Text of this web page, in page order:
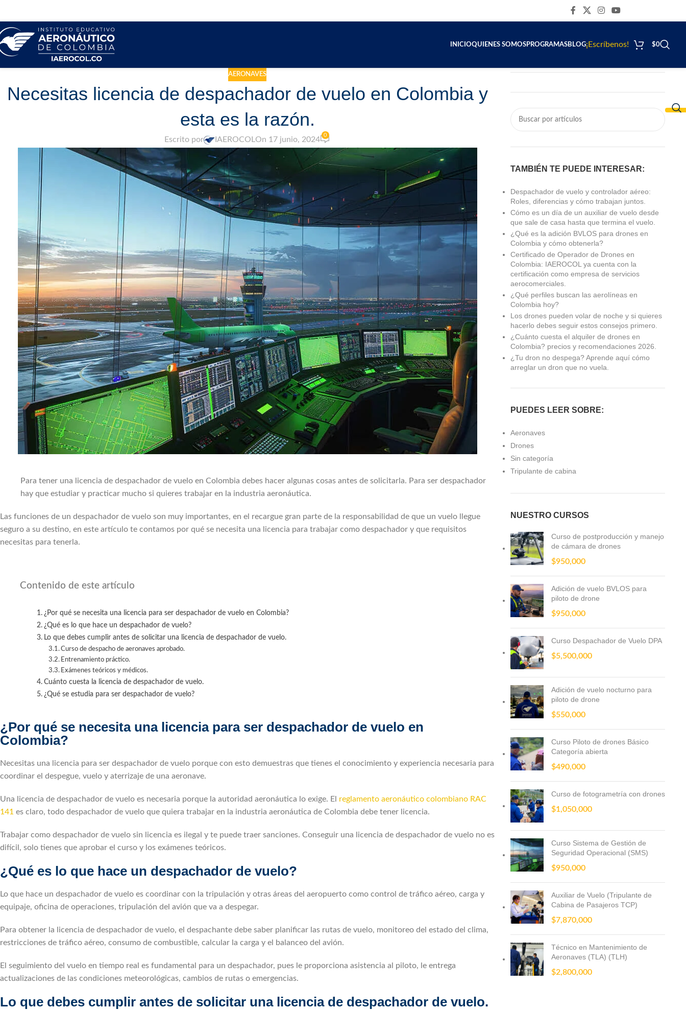
INICIOQUIENES SOMOSPROGRAMASBLOG¡Escríbenos! $0
AERONAVES
Necesitas licencia de despachador de vuelo en Colombia y
esta es la razón.
Escrito por IAEROCOLOn 17 junio, 2024
0
Para tener una licencia de despachador de vuelo en Colombia debes hacer algunas cosas antes de solicitarla. Para ser despachador
hay que estudiar y practicar mucho si quieres trabajar en la industria aeronáutica.
Las funciones de un despachador de vuelo son muy importantes, en el recargue gran parte de la responsabilidad de que un vuelo llegue
seguro a su destino, en este artículo te contamos por qué se necesita una licencia para trabajar como despachador y que requisitos
necesitas para tenerla.
Contenido de este artículo
¿Por qué se necesita una licencia para ser despachador de vuelo en Colombia?
¿Qué es lo que hace un despachador de vuelo?
Lo que debes cumplir antes de solicitar una licencia de despachador de vuelo.
Curso de despacho de aeronaves aprobado.
Entrenamiento práctico.
Exámenes teóricos y médicos.
Cuánto cuesta la licencia de despachador de vuelo.
¿Qué se estudia para ser despachador de vuelo?
¿Por qué se necesita una licencia para ser despachador de vuelo en
Colombia?
Necesitas una licencia para ser despachador de vuelo porque con esto demuestras que tienes el conocimiento y experiencia necesaria para
coordinar el despegue, vuelo y aterrizaje de una aeronave.
Una licencia de despachador de vuelo es necesaria porque la autoridad aeronáutica lo exige. El reglamento aeronáutico colombiano RAC
141 es claro, todo despachador de vuelo que quiera trabajar en la industria aeronáutica de Colombia debe tener licencia.
Trabajar como despachador de vuelo sin licencia es ilegal y te puede traer sanciones. Conseguir una licencia de despachador de vuelo no es
difícil, solo tienes que aprobar el curso y los exámenes teóricos.
¿Qué es lo que hace un despachador de vuelo?
Lo que hace un despachador de vuelo es coordinar con la tripulación y otras áreas del aeropuerto como control de tráfico aéreo, carga y
equipaje, oficina de operaciones, tripulación del avión que va a despegar.
Para obtener la licencia de despachador de vuelo, el despachante debe saber planificar las rutas de vuelo, monitoreo del estado del clima,
restricciones de tráfico aéreo, consumo de combustible, calcular la carga y el balanceo del avión.
El seguimiento del vuelo en tiempo real es fundamental para un despachador, pues le proporciona asistencia al piloto, le entrega
actualizaciones de las condiciones meteorológicas, cambios de rutas o emergencias.
Lo que debes cumplir antes de solicitar una licencia de despachador de vuelo.
TAMBIÉN TE PUEDE INTERESAR:
Despachador de vuelo y controlador aéreo:
Roles, diferencias y cómo trabajan juntos.
Cómo es un día de un auxiliar de vuelo desde
que sale de casa hasta que termina el vuelo.
¿Qué es la adición BVLOS para drones en
Colombia y cómo obtenerla?
Certificado de Operador de Drones en
Colombia: IAEROCOL ya cuenta con la
certificación como empresa de servicios
aerocomerciales.
¿Qué perfiles buscan las aerolíneas en
Colombia hoy?
Los drones pueden volar de noche y si quieres
hacerlo debes seguir estos consejos primero.
¿Cuánto cuesta el alquiler de drones en
Colombia? precios y recomendaciones 2026.
¿Tu dron no despega? Aprende aquí cómo
arreglar un dron que no vuela.
PUEDES LEER SOBRE:
Aeronaves
Drones
Sin categoría
Tripulante de cabina
NUESTRO CURSOS
Curso de postproducción y manejo
de cámara de drones
$950,000
Adición de vuelo BVLOS para
piloto de drone
$950,000
Curso Despachador de Vuelo DPA
$5,500,000
Adición de vuelo nocturno para
piloto de drone
$550,000
Curso Piloto de drones Básico
Categoría abierta
$490,000
Curso de fotogrametría con drones
$1,050,000
Curso Sistema de Gestión de
Seguridad Operacional (SMS)
$950,000
Auxiliar de Vuelo (Tripulante de
Cabina de Pasajeros TCP)
$7,870,000
Técnico en Mantenimiento de
Aeronaves (TLA) (TLH)
$2,800,000